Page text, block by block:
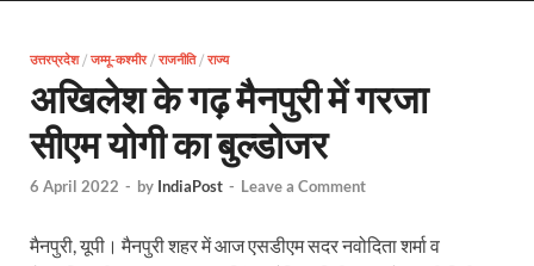
Pateshwari Drvi: मुख्यमंत्री योगी आदित्यनाथ ने किए मां
Uttarakhand Female Boxer: मुख्यमंत्री धामी से मिलीं
UP Kanwar Yatra: कांवड़ यात्रा से पहले सभी धार्मिक
Shri Ram Mandir: श्रीराम मंदिर चढ़ावा चोरी के
उत्तरप्रदेश/ जम्मू-कश्मीर/ राजनीति/ राज्य
अखिलेश के गढ़ मैनपुरी में गरजा
सीएम योगी का बुल्डोजर
6 April 2022 - by IndiaPost - Leave a Comment
मैनपुरी, यूपी। मैनपुरी शहर में आज एसडीएम सदर नवोदिता शर्मा व